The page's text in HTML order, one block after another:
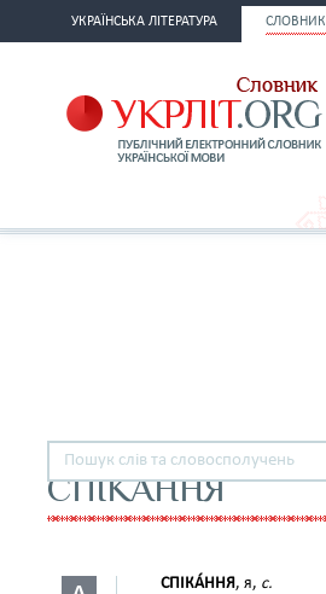
УКРАЇНСЬКА ЛІТЕРАТУРА СЛОВНИК
СПІКАННЯ
СПІКА́ННЯ, я, с.